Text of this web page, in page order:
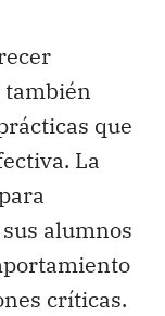
también
que
La
alumnos
críticas.